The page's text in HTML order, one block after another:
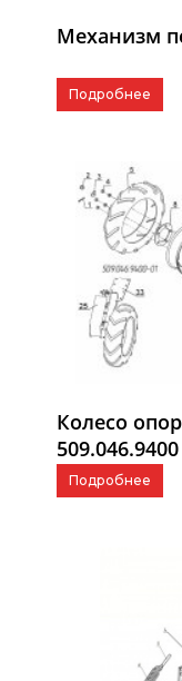
Механизм
Подробнее
Колесо
(правое)
Подробнее